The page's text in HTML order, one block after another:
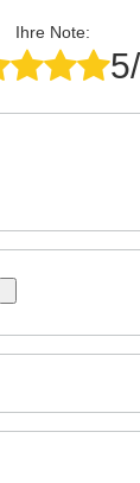
Ihre Note: